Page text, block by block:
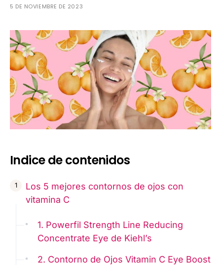
5 DE NOVIEMBRE DE 2023
Indice de contenidos
Los 5 mejores contornos de ojos con
vitamina C
1. Powerfil Strength Line Reducing
Concentrate Eye de Kiehl’s
2. Contorno de Ojos Vitamin C Eye Boost